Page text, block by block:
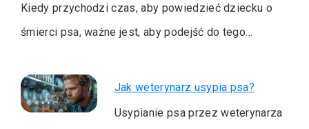
Kiedy przychodzi czas, aby powiedzieć dziecku o
śmierci psa, ważne jest, aby podejść do tego…
Jak weterynarz usypia psa?
Usypianie psa przez weterynarza